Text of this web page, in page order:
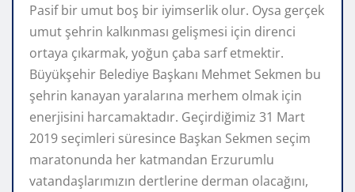
Pasif bir umut boş bir iyimserlik olur. Oysa gerçek
umut şehrin kalkınması gelişmesi için direnci
ortaya çıkarmak, yoğun çaba sarf etmektir.
Büyükşehir Belediye Başkanı Mehmet Sekmen bu
şehrin kanayan yaralarına merhem olmak için
enerjisini harcamaktadır. Geçirdiğimiz 31 Mart
2019 seçimleri süresince Başkan Sekmen seçim
maratonunda her katmandan Erzurumlu
vatandaşlarımızın dertlerine derman olacağını,